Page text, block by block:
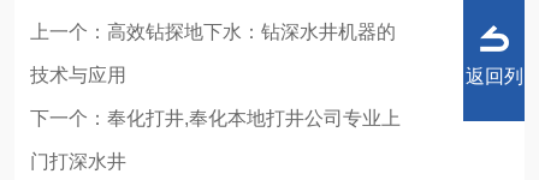
上一个： 高效钻探地下水：钻深水井机器的
技术与应用
下一个： 奉化打井,奉化本地打井公司专业上
门打深水井
返回列